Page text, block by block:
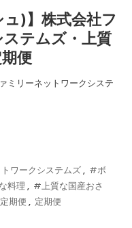
)】株式会社フ
テムズ・上質
便
ミリーネットワークシステ
ワークシステムズ, #ボ
料理, #上質な国産おさ
期便 , 定期便